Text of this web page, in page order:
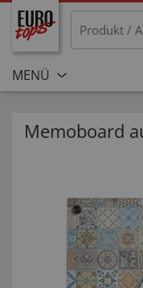
MENÜ
Memoboard